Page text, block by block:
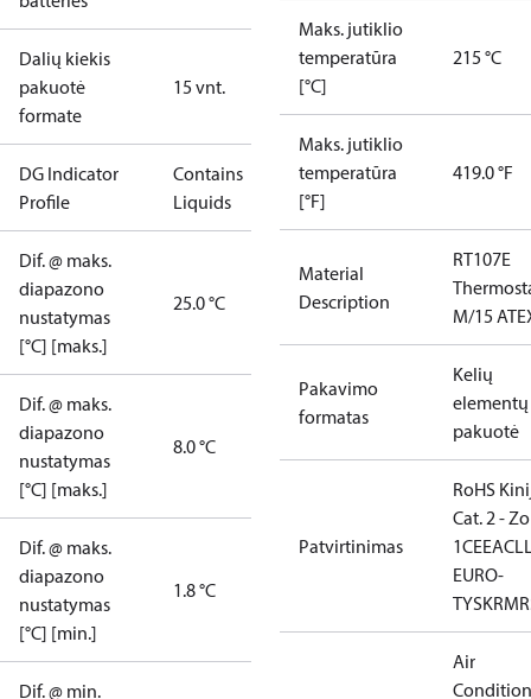
Dalių kiekis
pakuotė
formate
15 vnt.
DG Indicator
Profile
Contains
Liquids
Dif. @ maks.
diapazono
nustatymas
[°C] [maks.]
25.0 °C
Dif. @ maks.
diapazono
nustatymas
[°C] [maks.]
8.0 °C
Dif. @ maks.
diapazono
nustatymas
[°C] [min.]
1.8 °C
Dif. @ min.
Maks. jutiklio
temperatūra
[°C]
215 °C
Maks. jutiklio
temperatūra
[°F]
419.0 °F
Material
Description
RT107E
M/15
Pakavimo
formatas
Kelių
elementų
pakuotė
Patvirtinimas
RoHS
Cat. 2 -
1CEEAC
EURO-
TYSK
Air